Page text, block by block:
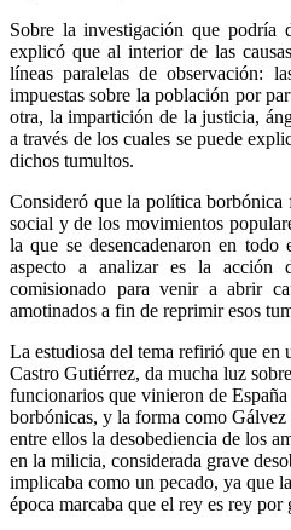
Sobre la investigación que podría
explicó que al interior de las
líneas paralelas de observación:
impuestas sobre la población por
otra, la impartición de la justicia,
a través de los cuales se puede
dichos tumultos.
Consideró que la política borbónica
social y de los movimientos
la que se desencadenaron en
aspecto a analizar es la acción
comisionado para venir a abrir
amotinados a fin de reprimir esos
La estudiosa del tema refirió que
Castro Gutiérrez, da mucha luz
funcionarios que vinieron de
borbónicas, y la forma como
entre ellos la desobediencia de los
en la milicia, considerada grave
implicaba como un pecado, ya que
época marcaba que el rey es rey por